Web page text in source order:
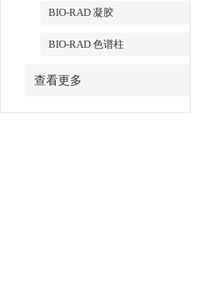
BIO-RAD 凝胶
BIO-RAD 色谱柱
查看更多